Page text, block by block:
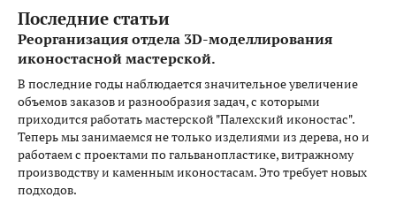
Последние статьи
Реорганизация отдела 3D-моделлирования
иконостасной мастерской.
В последние годы наблюдается значительное увеличение
объемов заказов и разнообразия задач, с которыми
приходится работать мастерской "Палехский иконостас".
Теперь мы занимаемся не только изделиями из дерева, но и
работаем с проектами по гальванопластике, витражному
производству и каменным иконостасам. Это требует новых
подходов.